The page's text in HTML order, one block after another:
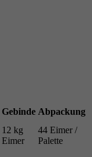
Gebinde Abpackung
12 kg
Eimer
44 Eimer /
Palette